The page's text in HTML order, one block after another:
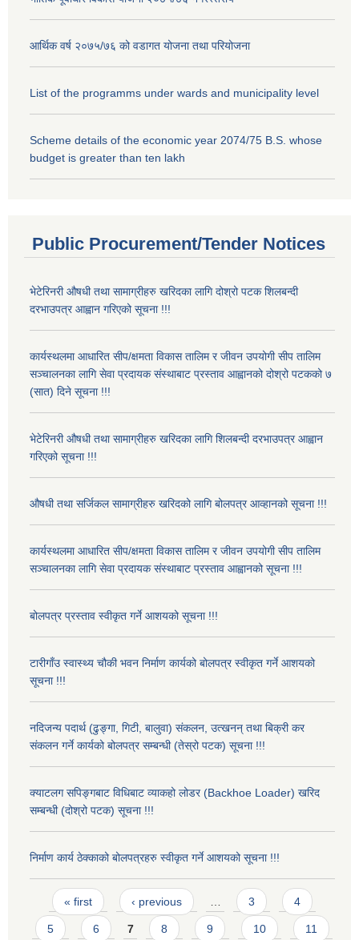
आर्थिक वर्ष २०७५/७६ को वडागत योजना तथा परियोजना
List of the programms under wards and municipality level
Scheme details of the economic year 2074/75 B.S. whose
budget is greater than ten lakh
Public Procurement/Tender Notices
भेटेरिनरी औषधी तथा सामाग्रीहरु खरिदका लागि दोश्रो पटक शिलबन्दी
दरभाउपत्र आह्वान गरिएको सूचना !!!
कार्यस्थलमा आधारित सीप/क्षमता विकास तालिम र जीवन उपयोगी सीप तालिम
सञ्चालनका लागि सेवा प्रदायक संस्थाबाट प्रस्ताव आह्वानको दोश्रो पटकको ७
(सात) दिने सूचना !!!
भेटेरिनरी औषधी तथा सामाग्रीहरु खरिदका लागि शिलबन्दी दरभाउपत्र आह्वान
गरिएको सूचना !!!
औषधी तथा सर्जिकल सामाग्रीहरु खरिदको लागि बोलपत्र आव्हानको सूचना !!!
कार्यस्थलमा आधारित सीप/क्षमता विकास तालिम र जीवन उपयोगी सीप तालिम
सञ्चालनका लागि सेवा प्रदायक संस्थाबाट प्रस्ताव आह्वानको सूचना !!!
बोलपत्र प्रस्ताव स्वीकृत गर्ने आशयको सूचना !!!
टारीगाँउ स्वास्थ्य चौकी भवन निर्माण कार्यको बोलपत्र स्वीकृत गर्ने आशयको
सूचना !!!
नदिजन्य पदार्थ (ढुङ्गा, गिटी, बालुवा) संकलन, उत्खनन् तथा बिक्री कर
संकलन गर्ने कार्यको बोलपत्र सम्बन्धी (तेस्रो पटक) सूचना !!!
क्याटलग सपिङ्गबाट विधिबाट व्याकहो लोडर (Backhoe Loader) खरिद
सम्बन्धी (दोश्रो पटक) सूचना !!!
निर्माण कार्य ठेक्काको बोलपत्रहरु स्वीकृत गर्ने आशयको सूचना !!!
Pages
« first ‹ previous 3 4
5 6 7 8 9 10 11